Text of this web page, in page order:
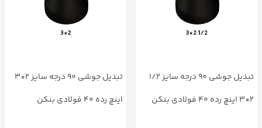
تبدیل جوشی 90 درجه سایز 1/2
2*3 اینچ رده 40 فولادی بنکن
تبدیل جوشی 90 درجه سایز 2*3
اینچ رده 40 فولادی بنکن